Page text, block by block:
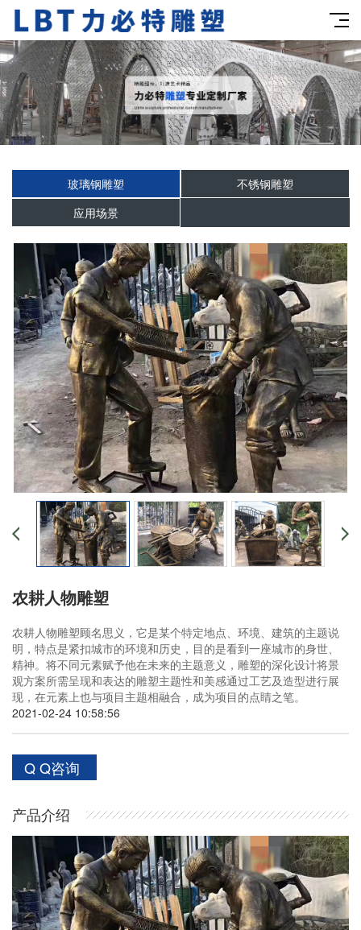
玻璃钢雕塑
不锈钢雕塑
应用场景
农耕人物雕塑
农耕人物雕塑顾名思义，它是某个特定地点、环境、建筑的主题说
明，特点是紧扣城市的环境和历史，目的是看到一座城市的身世、
精神。将不同元素赋予他在未来的主题意义，雕塑的深化设计将景
观方案所需呈现和表达的雕塑主题性和美感通过工艺及造型进行展
现，在元素上也与项目主题相融合，成为项目的点睛之笔。
2021-02-24 10:58:56
Q Q咨询
产品介绍